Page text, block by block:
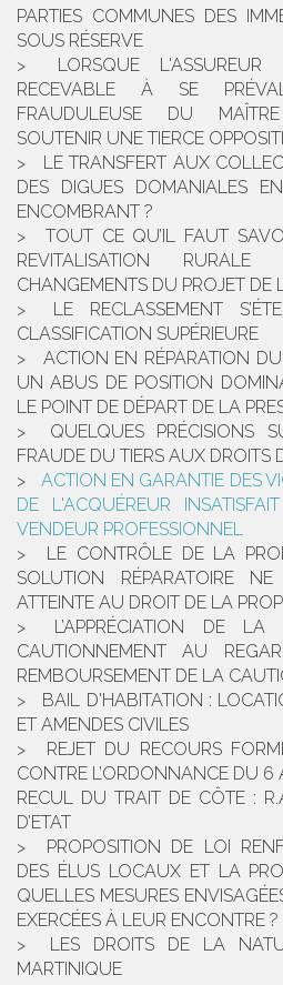
PARTIES COMMUNES DES
SOUS RÉSERVE
LORSQUE
RECEVABLE À SE
FRAUDULEUSE DU
SOUTENIR UNE TIERCE
LE TRANSFERT AUX
DES DIGUES DOMANIALES
ENCOMBRANT ?
TOUT CE QU’IL FAUT
REVITALISATION
CHANGEMENTS DU PROJET DE
LE RECLASSEMENT
CLASSIFICATION SUPÉRIEURE
ACTION EN RÉPARATION
UN ABUS DE POSITION
LE POINT DE DÉPART DE LA
QUELQUES PRÉCISIONS
FRAUDE DU TIERS AUX DROITS
ACTION EN GARANTIE DES
DE L'ACQUÉREUR
VENDEUR PROFESSIONNEL
LE CONTRÔLE DE LA
SOLUTION RÉPARATOIRE
ATTEINTE AU DROIT DE LA
L’APPRÉCIATION DE LA
CAUTIONNEMENT AU
REMBOURSEMENT DE LA
BAIL D'HABITATION :
ET AMENDES CIVILES
REJET DU RECOURS
CONTRE L’ORDONNANCE DU 6
RECUL DU TRAIT DE CÔTE :
D’ETAT
PROPOSITION DE LOI
DES ÉLUS LOCAUX ET LA
QUELLES MESURES
EXERCÉES À LEUR ENCONTRE ?
LES DROITS DE LA
MARTINIQUE